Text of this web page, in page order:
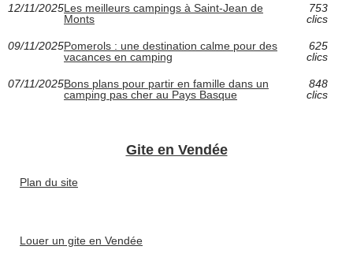
12/11/2025Les meilleurs campings à Saint-Jean de
Monts
753
clics
09/11/2025Pomerols : une destination calme pour des
vacances en camping
625
clics
07/11/2025Bons plans pour partir en famille dans un
camping pas cher au Pays Basque
848
clics
Gite en Vendée
Plan du site
Louer un gite en Vendée